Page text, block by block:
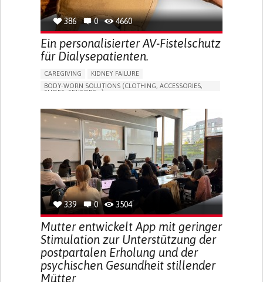
386 0 4660
Ein personalisierter AV-Fistelschutz
für Dialysepatienten.
CAREGIVING
KIDNEY FAILURE
BODY-WORN SOLUTIONS (CLOTHING, ACCESSORIES,
SHOES, SENSORS...)
DECREASED URINE OUTPUT
FATIGUE
FLANK PAIN (PAIN IN THE SIDES OF THE BACK)
INCREASED THIRST
KIDNEY FAILURE
SWELLING IN THE LOWER EXTREMITIES (EDEMA)
URINARY URGENCY AT NIGHT (NOCTURIA)
TO IMPROVE TREATMENT/THERAPY
PREVENTING (VACCINATION, PROTECTION, FALLS,
RESEARCH/MAPPING)
NEPHROLOGY
SLOVENIA
339 0 3504
Mutter entwickelt App mit geringer
Stimulation zur Unterstützung der
postpartalen Erholung und der
psychischen Gesundheit stillender
Mütter